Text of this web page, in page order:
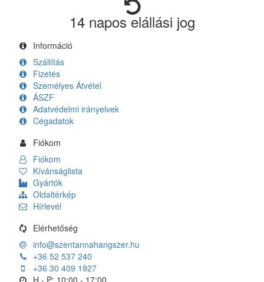
14 napos elállási jog
Információ
Szállítás
Fizetés
Személyes Átvétel
ÁSZF
Adatvédelmi irányelvek
Cégadatok
Fiókom
Fiókom
Kívánságlista
Gyártók
Oldaltérkép
Hírlevél
Elérhetőség
info@szentannahangszer.hu
+36 52 537 240
+36 30 409 1927
H - P: 10:00 - 17:00